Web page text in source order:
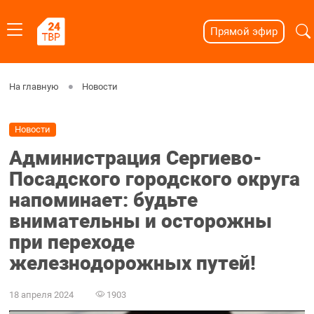
Прямой эфир
На главную Новости
Новости
Администрация Сергиево-
Посадского городского округа
напоминает: будьте
внимательны и осторожны
при переходе
железнодорожных путей!
18 апреля 2024 1903